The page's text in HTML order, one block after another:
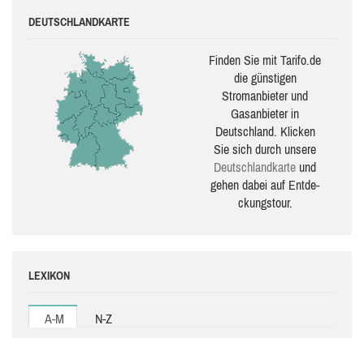
DEUTSCHLANDKARTE
Finden Sie mit Tarifo.de
die güns­ti­gen
Stromanbieter und
Gasanbieter in
Deutschland. Klicken
Sie sich durch unsere
Deutsch­land­karte und
gehen dabei auf Ent­de­
ckungs­tour.
LEXIKON
A-M N-Z